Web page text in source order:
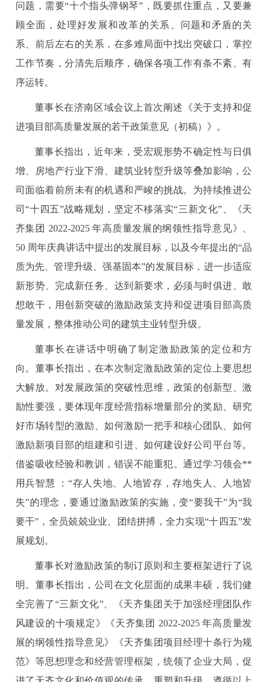
问题，需要“十个指头弹钢琴”，既要抓住重点，又要兼
顾全面，处理好发展和改革的关系、问题和矛盾的关
系、前后左右的关系，在多难局面中找出突破口，掌控
工作节奏，分清先后顺序，确保各项工作有条不紊、有
序运转。
董事长在济南区域会议上首次阐述《关于支持和促
进项目部高质量发展的若干政策意见（初稿）》。
董事长指出，近年来，受宏观形势不确定性与日俱
增、房地产行业下滑、建筑业转型升级等叠加影响，公
司面临着前所未有的机遇和严峻的挑战。为持续推进公
司“十四五”战略规划，坚定不移落实“三新文化”、《天
齐集团 2022-2025 年高质量发展的纲领性指导意见》、
50 周年庆典讲话中提出的发展目标，以及今年提出的“品
质为先、管理升级、强基固本”的发展目标，进一步适应
新形势、完成新任务、达到新要求，必须与时俱进、敢
想敢干，用创新突破的激励政策支持和促进项目部高质
量发展，整体推动公司的建筑主业转型升级。
董事长在讲话中明确了制定激励政策的定位和方
向。董事长指出，在本次制定激励政策的定位上要思想
大解放。对发展政策的突破性思维，政策的创新型、激
励性要强，要体现年度经营指标增量部分的奖励、研究
好市场转型的激励、如何激励一把手和核心团队、如何
激励新项目部的组建和引进、如何建设好公司平台等。
借鉴吸收经验和教训，错误不能重犯。通过学习领会**
用兵智慧 ：“存人失地、人地皆存，存地失人、人地皆
失”的理念，要通过激励政策的实施，变“要我干”为“我
要干”，全员兢兢业业、团结拼搏，全力实现“十四五”发
展规划。
董事长对激励政策的制订原则和主要框架进行了说
明。董事长指出，公司在文化层面的成果丰硕，我们健
全完善了“三新文化”、《天齐集团关于加强经理团队作
风建设的十项规定》《天齐集团 2022-2025 年高质量发
展的纲领性指导意见》《天齐集团项目经理十条行为规
范》等思想理念和经营管理框架，统领了企业大局，促